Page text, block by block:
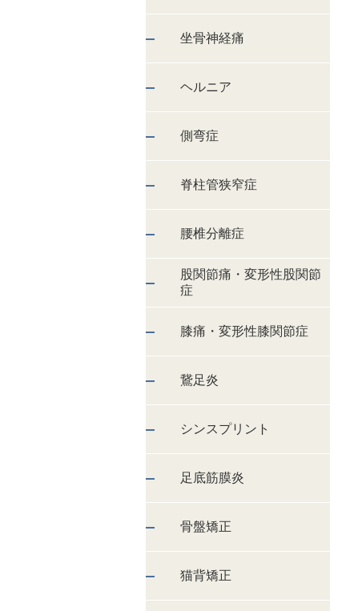
坐骨神経痛
ヘルニア
側弯症
脊柱管狭窄症
腰椎分離症
股関節痛・変形性股関節
症
膝痛・変形性膝関節症
鵞足炎
シンスプリント
足底筋膜炎
骨盤矯正
猫背矯正